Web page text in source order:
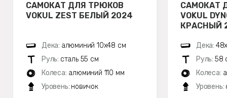
САМОКАТ ДЛЯ ТРЮКОВ
VOKUL ZEST БЕЛЫЙ 2024
Дека: алюминий 10х48 см
Руль: сталь 55 см
Колеса: алюминий 110 мм
Уровень: новичок
САМОКАТ
VOKUL
КРАСНЫЙ
Дека:
Руль: 58
Колеса:
Уровень: